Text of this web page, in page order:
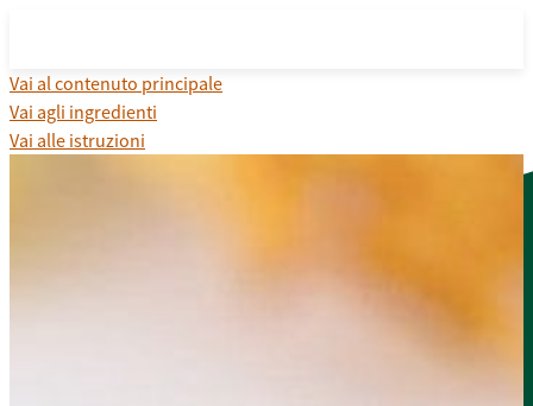
Vai al contenuto principale
Vai agli ingredienti
Vai alle istruzioni